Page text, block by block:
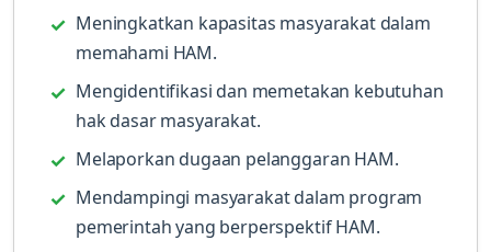
Meningkatkan kapasitas masyarakat dalam
memahami HAM.
Mengidentifikasi dan memetakan kebutuhan
hak dasar masyarakat.
Melaporkan dugaan pelanggaran HAM.
Mendampingi masyarakat dalam program
pemerintah yang berperspektif HAM.